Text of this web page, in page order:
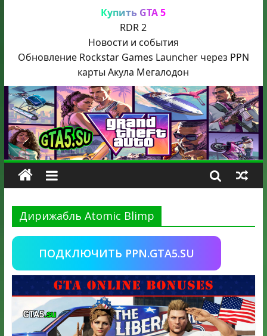
Купить GTA 5
RDR 2
Новости и события
Обновление Rockstar Games Launcher через PPN
карты Акула Мегалодон
Дирижабль Atomic Blimp
ПОДКЛЮЧИТЬ PPN.GTA5.SU